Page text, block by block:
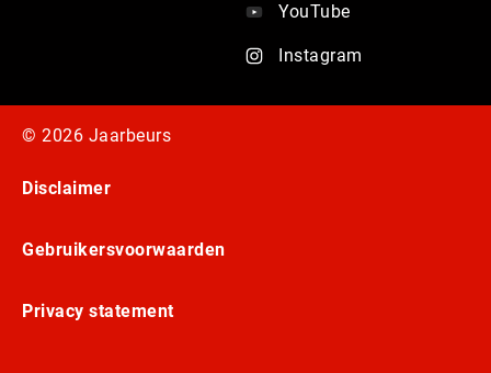
YouTube
Instagram
© 2026 Jaarbeurs
Disclaimer
Gebruikersvoorwaarden
Privacy statement